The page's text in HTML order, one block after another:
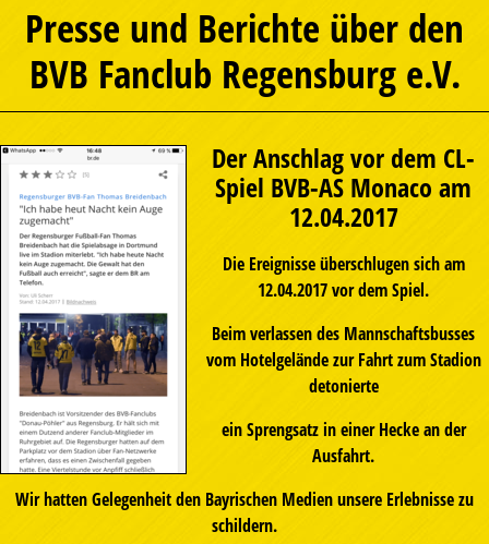
Presse und Berichte über den
BVB Fanclub Regensburg e.V.
Der Anschlag vor dem CL-
Spiel BVB-AS Monaco am
12.04.2017
Die Ereignisse überschlugen sich am
12.04.2017 vor dem Spiel.
Beim verlassen des Mannschaftsbusses
vom Hotelgelände zur Fahrt zum Stadion
detonierte
ein Sprengsatz in einer Hecke an der
Ausfahrt.
Wir hatten Gelegenheit den Bayrischen Medien unsere Erlebnisse zu
schildern.